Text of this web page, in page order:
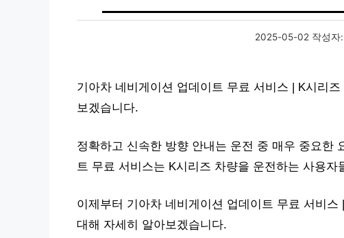
2025-05-02 작성자:
기아차 네비게이션 업데이트 무료 서비스 | K시리
보겠습니다.
정확하고 신속한 방향 안내는 운전 중 매우 중요한
트 무료 서비스는 K시리즈 차량을 운전하는 사용
이제부터 기아차 네비게이션 업데이트 무료 서비
대해 자세히 알아보겠습니다.